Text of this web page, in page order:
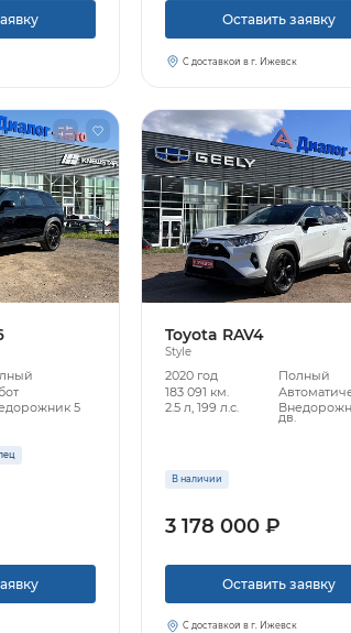
Оставить заявку
С доставкой в г. Ижевск
5
Toyota RAV4
Style
2020 год
Полный
183 091 км.
2.5 л, 199 л.с.
дв.
В наличии
3 178 000 ₽
Оставить заявку
С доставкой в г. Ижевск